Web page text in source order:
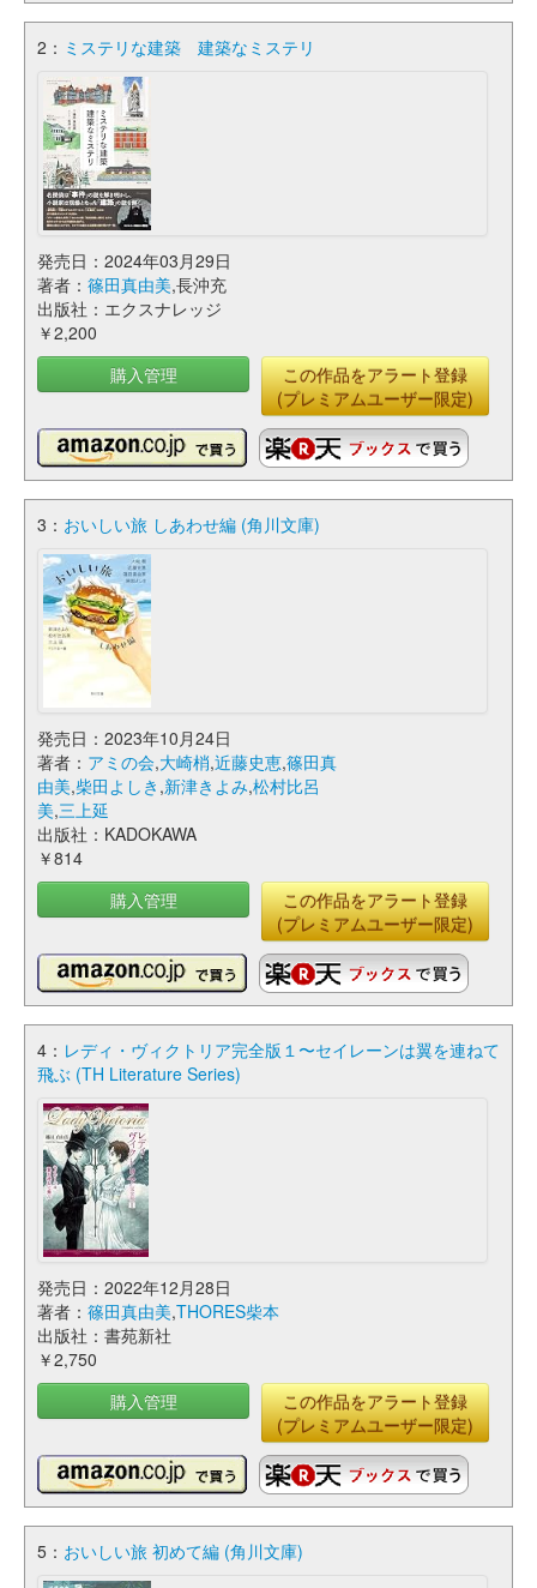
2： ミステリな建築 建築なミステリ
発売日：2024年03月29日
著者： 篠田真由美,長沖充
出版社：エクスナレッジ
￥2,200
購入管理
この作品をアラート登録
(プレミアムユーザー限定)
3： おいしい旅 しあわせ編 (角川文庫)
発売日：2023年10月24日
著者： アミの会,大崎梢,近藤史恵,篠田真
由美,柴田よしき ,新津きよみ,松村比呂
美,三上延
出版社：KADOKAWA
￥814
購入管理
この作品をアラート登録
(プレミアムユーザー限定)
4： レディ・ヴィクトリア完全版１〜セイレーンは翼を連ねて
飛ぶ (TH Literature Series)
発売日：2022年12月28日
著者： 篠田真由美,THORES柴本
出版社：書苑新社
￥2,750
購入管理
この作品をアラート登録
(プレミアムユーザー限定)
5： おいしい旅 初めて編 (角川文庫)